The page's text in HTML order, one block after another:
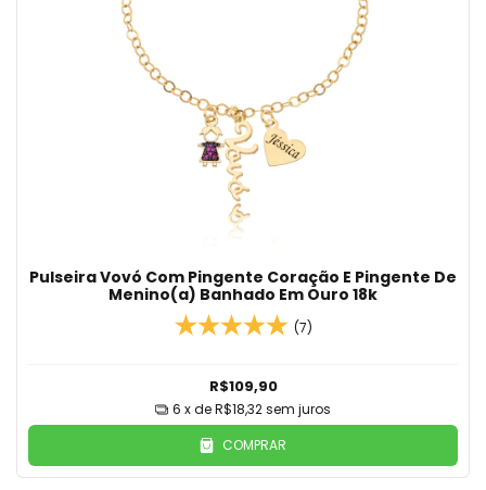
Pulseira Vovó Com Pingente Coração E Pingente De
Menino(a) Banhado Em Ouro 18k
(7)
R$109,90
6 x deR$18,32sem juros
COMPRAR